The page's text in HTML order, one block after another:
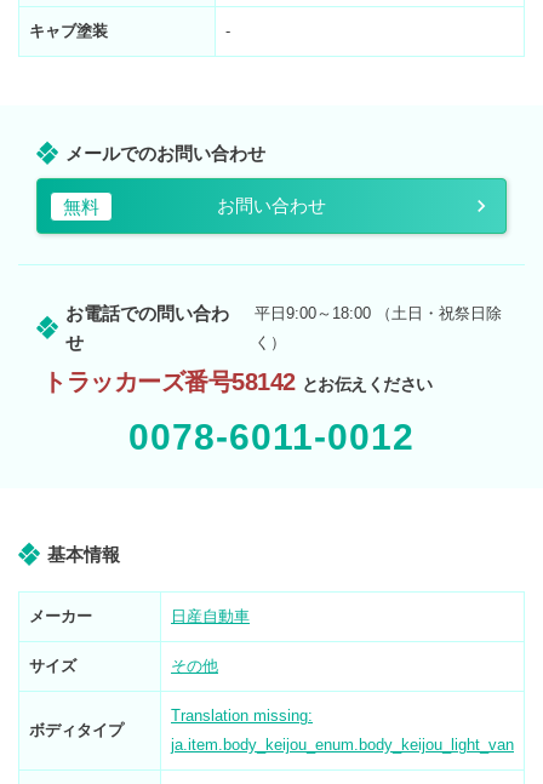
キャブ塗装 -
メールでのお問い合わせ
無料 お問い合わせ
お電話での問い合わ
せ
平日9:00～18:00 （土日・祝祭日除
く）
トラッカーズ番号58142 とお伝えください
0078-6011-0012
基本情報
メーカー 日産自動車
サイズ その他
ボディタイプ
Translation missing:
ja.item.body_keijou_enum.body_keijou_light_van